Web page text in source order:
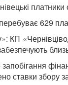
629
КП
ставки збору